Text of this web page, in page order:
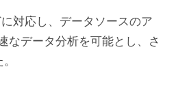
対応し、データソースのア
なデータ分析を可能とし、さ